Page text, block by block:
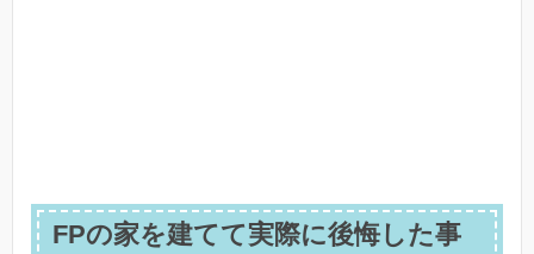
FPの家を建てて実際に後悔した事